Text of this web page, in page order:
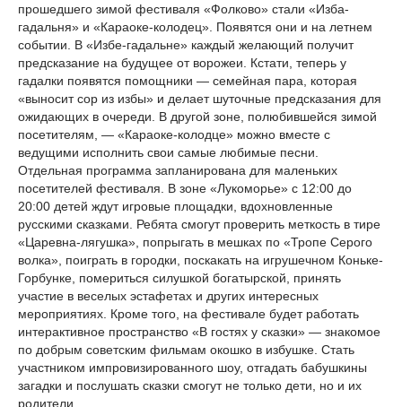
прошедшего зимой фестиваля «Фолково» стали «Изба-
гадальня» и «Караоке-колодец». Появятся они и на летнем
событии. В «Избе-гадальне» каждый желающий получит
предсказание на будущее от ворожеи. Кстати, теперь у
гадалки появятся помощники — семейная пара, которая
«выносит сор из избы» и делает шуточные предсказания для
ожидающих в очереди. В другой зоне, полюбившейся зимой
посетителям, — «Караоке-колодце» можно вместе с
ведущими исполнить свои самые любимые песни.
Отдельная программа запланирована для маленьких
посетителей фестиваля. В зоне «Лукоморье» с 12:00 до
20:00 детей ждут игровые площадки, вдохновленные
русскими сказками. Ребята смогут проверить меткость в тире
«Царевна-лягушка», попрыгать в мешках по «Тропе Серого
волка», поиграть в городки, поскакать на игрушечном Коньке-
Горбунке, помериться силушкой богатырской, принять
участие в веселых эстафетах и других интересных
мероприятиях. Кроме того, на фестивале будет работать
интерактивное пространство «В гостях у сказки» — знакомое
по добрым советским фильмам окошко в избушке. Стать
участником импровизированного шоу, отгадать бабушкины
загадки и послушать сказки смогут не только дети, но и их
родители.